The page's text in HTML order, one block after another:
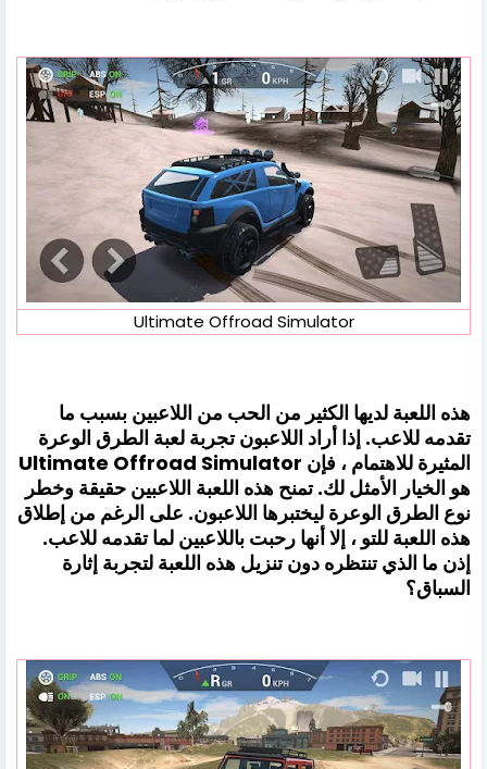
Ultimate Offroad Simulator
هذه اللعبة لديها الكثير من الحب من اللاعبين بسبب ما
تقدمه للاعب. إذا أراد اللاعبون تجربة لعبة الطرق الوعرة
المثيرة للاهتمام ، فإن Ultimate Offroad Simulator
هو الخيار الأمثل لك. تمنح هذه اللعبة اللاعبين حقيقة وخطر
نوع الطرق الوعرة ليختبرها اللاعبون. على الرغم من إطلاق
هذه اللعبة للتو ، إلا أنها رحبت باللاعبين لما تقدمه للاعب.
إذن ما الذي تنتظره دون تنزيل هذه اللعبة لتجربة إثارة
السباق؟